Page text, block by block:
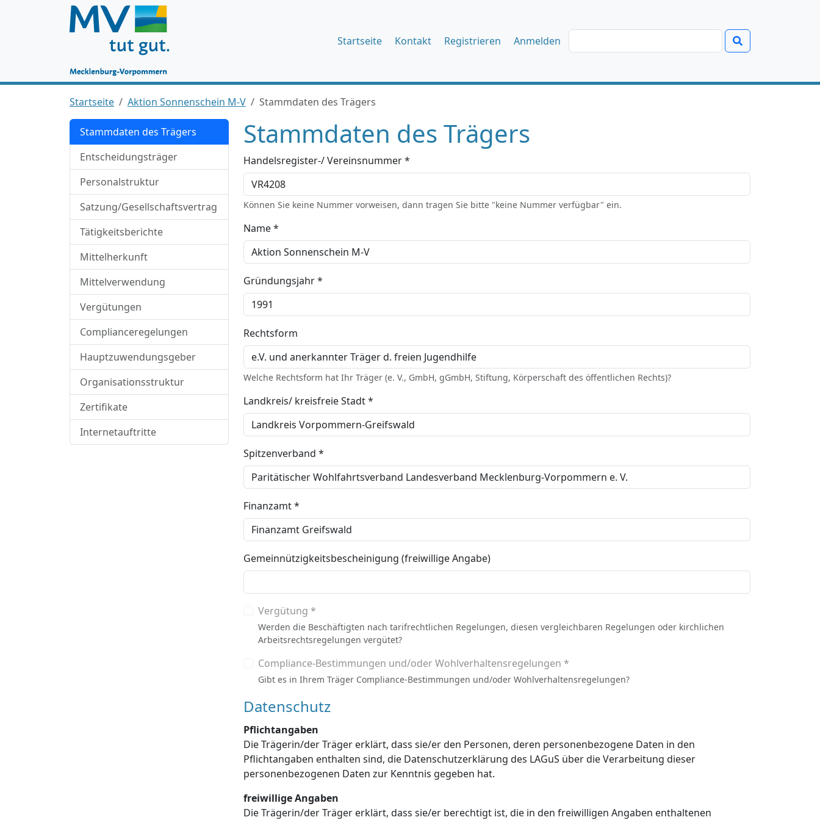
Startseite Kontakt Registrieren Anmelden
Startseite Aktion Sonnenschein M-V Stammdaten des Trägers
Stammdaten des Trägers
Entscheidungsträger
Personalstruktur
Satzung/Gesellschaftsvertrag
Tätigkeitsberichte
Mittelherkunft
Mittelverwendung
Vergütungen
Complianceregelungen
Hauptzuwendungsgeber
Organisationsstruktur
Zertifikate
Internetauftritte
Stammdaten des Trägers
Handelsregister-/ Vereinsnummer *
Können Sie keine Nummer vorweisen, dann tragen Sie bitte "keine Nummer verfügbar" ein.
Name *
Gründungsjahr *
Rechtsform
Welche Rechtsform hat Ihr Träger (e. V., GmbH, gGmbH, Stiftung, Körperschaft des öffentlichen Rechts)?
Landkreis/ kreisfreie Stadt *
Spitzenverband *
Finanzamt *
Gemeinnützigkeitsbescheinigung (freiwillige Angabe)
Vergütung *
Werden die Beschäftigten nach tarifrechtlichen Regelungen, diesen vergleichbaren Regelungen oder kirchlichen
Arbeitsrechtsregelungen vergütet?
Compliance-Bestimmungen und/oder Wohlverhaltensregelungen *
Gibt es in Ihrem Träger Compliance-Bestimmungen und/oder Wohlverhaltensregelungen?
Datenschutz
Pflichtangaben
Die Trägerin/der Träger erklärt, dass sie/er den Personen, deren personenbezogene Daten in den
Pflichtangaben enthalten sind, die Datenschutzerklärung des LAGuS über die Verarbeitung dieser
personenbezogenen Daten zur Kenntnis gegeben hat.
freiwillige Angaben
Die Trägerin/der Träger erklärt, dass sie/er berechtigt ist, die in den freiwilligen Angaben enthaltenen